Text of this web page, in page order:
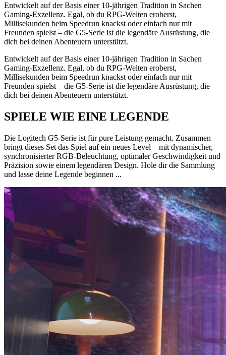
Entwickelt auf der Basis einer 10-jährigen Tradition in Sachen
Gaming-Exzellenz. Egal, ob du RPG-Welten eroberst,
Millisekunden beim Speedrun knackst oder einfach nur mit
Freunden spielst – die G5-Serie ist die legendäre Ausrüstung, die
dich bei deinen Abenteuern unterstützt.
Entwickelt auf der Basis einer 10-jährigen Tradition in Sachen
Gaming-Exzellenz. Egal, ob du RPG-Welten eroberst,
Millisekunden beim Speedrun knackst oder einfach nur mit
Freunden spielst – die G5-Serie ist die legendäre Ausrüstung, die
dich bei deinen Abenteuern unterstützt.
SPIELE WIE EINE LEGENDE
Die Logitech G5-Serie ist für pure Leistung gemacht. Zusammen
bringt dieses Set das Spiel auf ein neues Level – mit dynamischer,
synchronisierter RGB-Beleuchtung, optimaler Geschwindigkeit und
Präzision sowie einem legendären Design. Hole dir die Sammlung
und lasse deine Legende beginnen ...